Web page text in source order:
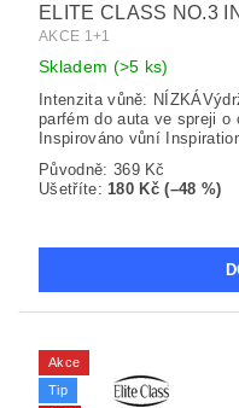
ELITE CLASS NO.3
AKCE 1+1
Skladem (>5 ks)
Intenzita vůně:
parfém do auta ve spreji o
Inspirováno vůní
Původně: 369 Kč
Ušetříte: 180 Kč (–48 %)
Akce
Tip